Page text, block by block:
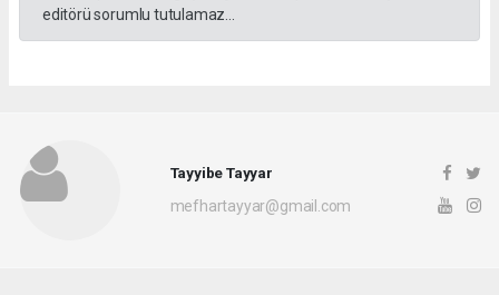
editörü sorumlu tutulamaz...
Tayyibe Tayyar
mefhartayyar@gmail.com